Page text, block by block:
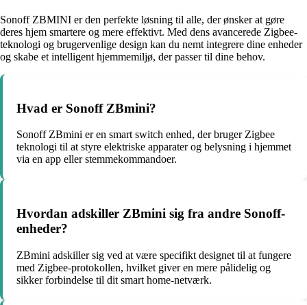
Sonoff ZBMINI er den perfekte løsning til alle, der ønsker at gøre
deres hjem smartere og mere effektivt. Med dens avancerede Zigbee-
teknologi og brugervenlige design kan du nemt integrere dine enheder
og skabe et intelligent hjemmemiljø, der passer til dine behov.
Hvad er Sonoff ZBmini?
Sonoff ZBmini er en smart switch enhed, der bruger Zigbee
teknologi til at styre elektriske apparater og belysning i hjemmet
via en app eller stemmekommandoer.
Hvordan adskiller ZBmini sig fra andre Sonoff-
enheder?
ZBmini adskiller sig ved at være specifikt designet til at fungere
med Zigbee-protokollen, hvilket giver en mere pålidelig og
sikker forbindelse til dit smart home-netværk.